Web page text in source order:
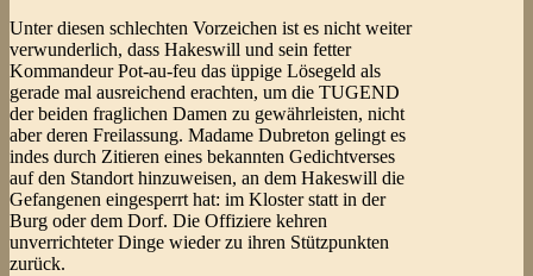
Unter diesen schlechten Vorzeichen ist es nicht weiter
verwunderlich, dass Hakeswill und sein fetter
Kommandeur Pot-au-feu das üppige Lösegeld als
gerade mal ausreichend erachten, um die TUGEND
der beiden fraglichen Damen zu gewährleisten, nicht
aber deren Freilassung. Madame Dubreton gelingt es
indes durch Zitieren eines bekannten Gedichtverses
auf den Standort hinzuweisen, an dem Hakeswill die
Gefangenen eingesperrt hat: im Kloster statt in der
Burg oder dem Dorf. Die Offiziere kehren
unverrichteter Dinge wieder zu ihren Stützpunkten
zurück.